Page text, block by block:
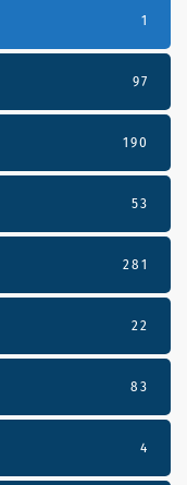
1
97
190
53
281
22
83
4